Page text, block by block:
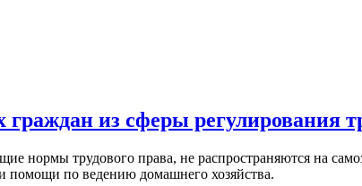
из сферы регулирования
нормы трудового права, не распространяются на
помощи по ведению домашнего хозяйства.